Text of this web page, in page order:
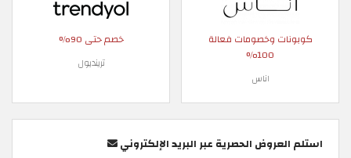
كوبونات وخصومات فعالة
100%
اناس
خصم حتى 90%
ترينديول
استلم العروض الحصرية عبر البريد الإلكتروني